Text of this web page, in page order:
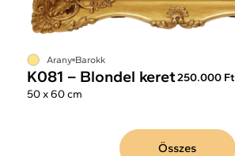
Arany Barokk
K081 – Blondel keret250.000 Ft
50 x 60 cm
Összes